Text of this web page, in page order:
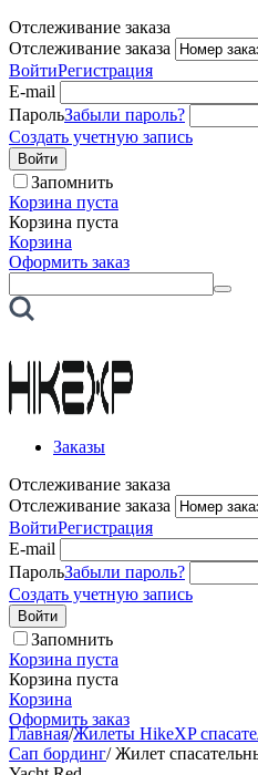
Отслеживание заказа
Отслеживание заказа
ВойтиРегистрация
E-mail
ПарольЗабыли пароль?
Создать учетную запись
Войти
Запомнить
Корзина пуста
Корзина пуста
Корзина
Оформить заказ
Заказы
Отслеживание заказа
Отслеживание заказа
ВойтиРегистрация
E-mail
ПарольЗабыли пароль?
Создать учетную запись
Войти
Запомнить
Корзина пуста
Корзина пуста
Корзина
Оформить заказ
Главная/Жилеты HikeXP
Сап бординг/Жилет